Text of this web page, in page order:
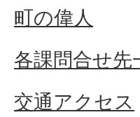
町の偉人
各課問合せ先
交通アクセス